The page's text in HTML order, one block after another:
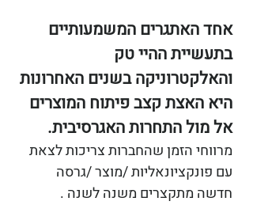
אחד האתגרים המשמעותיים
בתעשיית ההיי טק
והאלקטרוניקה בשנים האחרונות
היא האצת קצב פיתוח המוצרים
אל מול התחרות האגרסיבית.
מרווחי הזמן שהחברות צריכות לצאת
עם פונקציונאליות /מוצר /גרסה
חדשה מתקצרים משנה לשנה .